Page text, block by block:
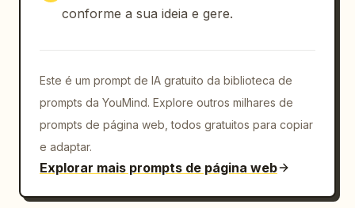
conforme a sua ideia e gere.
Este é um prompt de IA gratuito da biblioteca de
prompts da YouMind. Explore outros milhares de
prompts de página web, todos gratuitos para copiar
e adaptar.
Explorar mais prompts de página web